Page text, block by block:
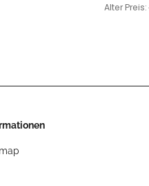
Alter Preis: